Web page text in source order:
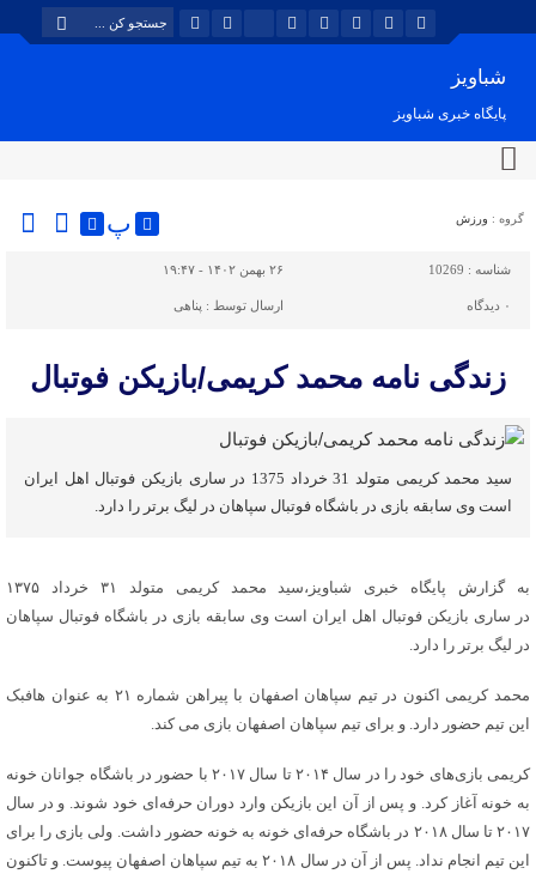
شباویز
پایگاه خبری شباویز
گروه : ورزش پ
شناسه : 10269 ۲۶ بهمن ۱۴۰۲ - ۱۹:۴۷
۰ دیدگاه ارسال توسط : پناهی
زندگی نامه محمد کریمی/بازیکن فوتبال
سید محمد کریمی متولد 31 خرداد 1375 در ساری بازیکن فوتبال اهل ایران
است وی سابقه بازی در باشگاه فوتبال سپاهان در لیگ برتر را دارد.
به گزارش پایگاه خبری شباویز،سید محمد کریمی متولد ۳۱ خرداد ۱۳۷۵
در ساری بازیکن فوتبال اهل ایران است وی سابقه بازی در باشگاه فوتبال سپاهان
در لیگ برتر را دارد.
محمد کریمی اکنون در تیم سپاهان اصفهان با پیراهن شماره ۲۱ به عنوان هافبک
این تیم حضور دارد. و برای تیم سپاهان اصفهان بازی می کند.
کریمی بازی‌های خود را در سال ۲۰۱۴ تا سال ۲۰۱۷ با حضور در باشگاه جوانان خونه
به خونه آغاز کرد. و پس از آن این بازیکن وارد دوران حرفه‌ای خود شوند. و در سال
۲۰۱۷ تا سال ۲۰۱۸ در باشگاه حرفه‌ای خونه به خونه حضور داشت. ولی بازی را برای
این تیم انجام نداد. پس از آن در سال ۲۰۱۸ به تیم سپاهان اصفهان پیوست. و تاکنون